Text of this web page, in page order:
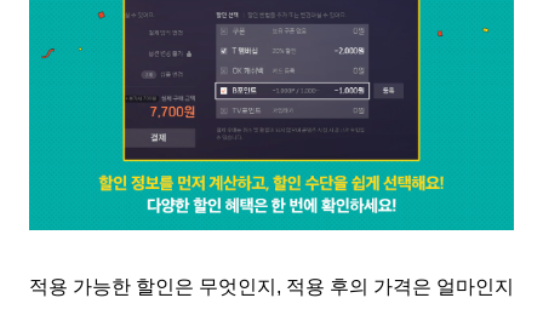
적용 가능한 할인은 무엇인지, 적용 후의 가격은 얼마인지